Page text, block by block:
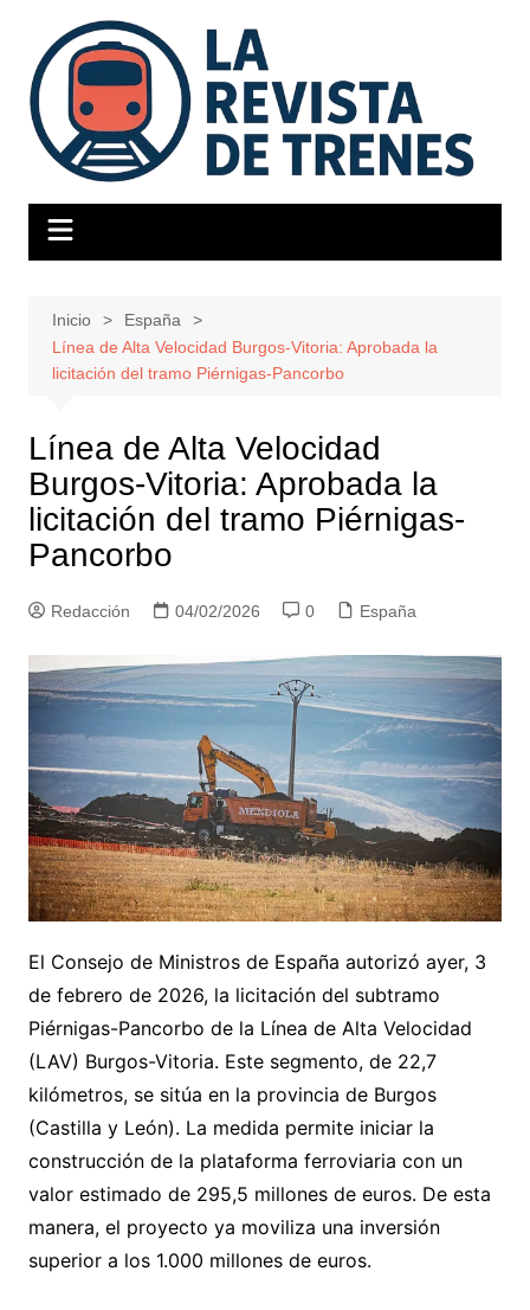
contenido
Inicio
España
Línea de Alta Velocidad Burgos-Vitoria: Aprobada la
licitación del tramo Piérnigas-Pancorbo
Línea de Alta Velocidad
Burgos-Vitoria: Aprobada la
licitación del tramo Piérnigas-
Pancorbo
Redacción 04/02/2026 0 España
El Consejo de Ministros de España autorizó ayer, 3
de febrero de 2026, la licitación del subtramo
Piérnigas-Pancorbo de la Línea de Alta Velocidad
(LAV) Burgos-Vitoria. Este segmento, de 22,7
kilómetros, se sitúa en la provincia de Burgos
(Castilla y León). La medida permite iniciar la
construcción de la plataforma ferroviaria con un
valor estimado de 295,5 millones de euros. De esta
manera, el proyecto ya moviliza una inversión
superior a los 1.000 millones de euros.